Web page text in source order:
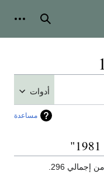
بحث
أدوات
مساعدة